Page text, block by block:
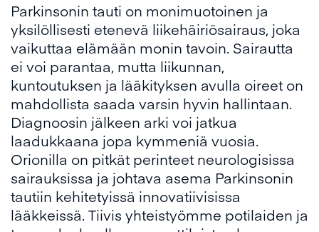
Parkinsonin tauti on monimuotoinen ja
yksilöllisesti etenevä liikehäiriösairaus, joka
vaikuttaa elämään monin tavoin. Sairautta
ei voi parantaa, mutta liikunnan,
kuntoutuksen ja lääkityksen avulla oireet on
mahdollista saada varsin hyvin hallintaan.
Diagnoosin jälkeen arki voi jatkua
laadukkaana jopa kymmeniä vuosia.
Orionilla on pitkät perinteet neurologisissa
sairauksissa ja johtava asema Parkinsonin
tautiin kehitetyissä innovatiivisissa
lääkkeissä. Tiivis yhteistyömme potilaiden ja